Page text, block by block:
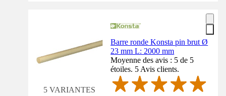
5 VARIANTES
Barre ronde Konsta pin brut Ø
23 mm L: 2000 mm
Moyenne des avis : 5 de 5
étoiles. 5 Avis clients.